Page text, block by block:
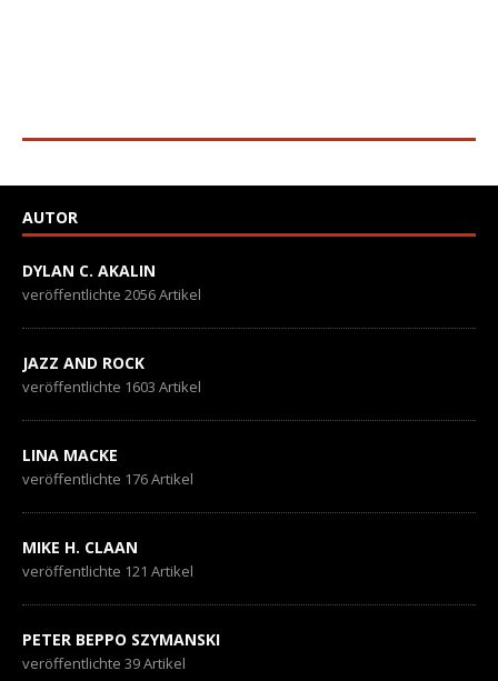
AUTOR
DYLAN C. AKALIN
veröffentlichte 2056 Artikel
JAZZ AND ROCK
veröffentlichte 1603 Artikel
LINA MACKE
veröffentlichte 176 Artikel
MIKE H. CLAAN
veröffentlichte 121 Artikel
PETER BEPPO SZYMANSKI
veröffentlichte 39 Artikel